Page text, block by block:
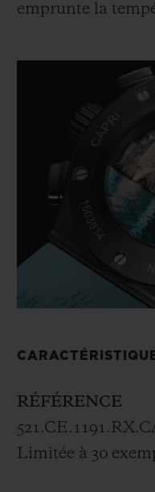
emprunte la
RÉFÉRENCE
Limitée à 30